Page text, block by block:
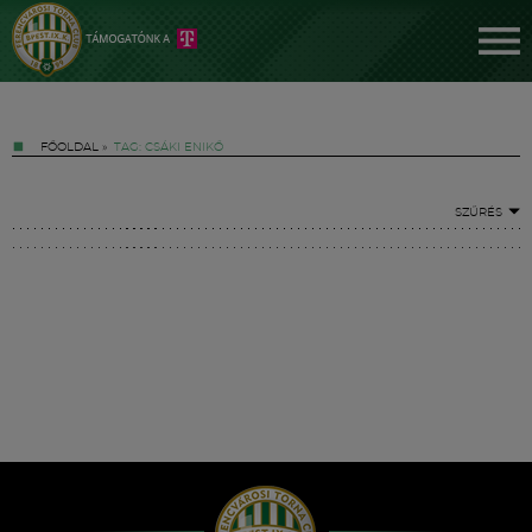
FŐOLDAL » TAG: CSÁKI ENIKŐ
SZŰRÉS
Hírek